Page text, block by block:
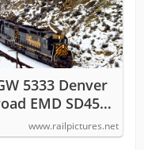
5333 Denver
EMD SD45
by Chris
www.railpictures.net